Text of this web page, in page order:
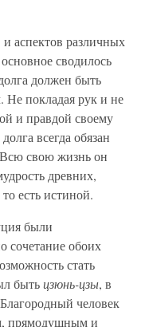
аспектов различных
сводилось
должен быть
покладая рук и не
и правдой своему
всегда обязан
свою жизнь он
древних,
то есть истиной.
были
сочетание обоих
стать
бытьцзюнь-цзы, в
человек
прямодушным и